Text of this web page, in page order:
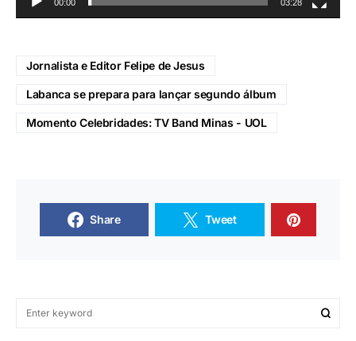
00:00 03:28
Jornalista e Editor Felipe de Jesus
Labanca se prepara para lançar segundo álbum
Momento Celebridades: TV Band Minas - UOL
Share Tweet